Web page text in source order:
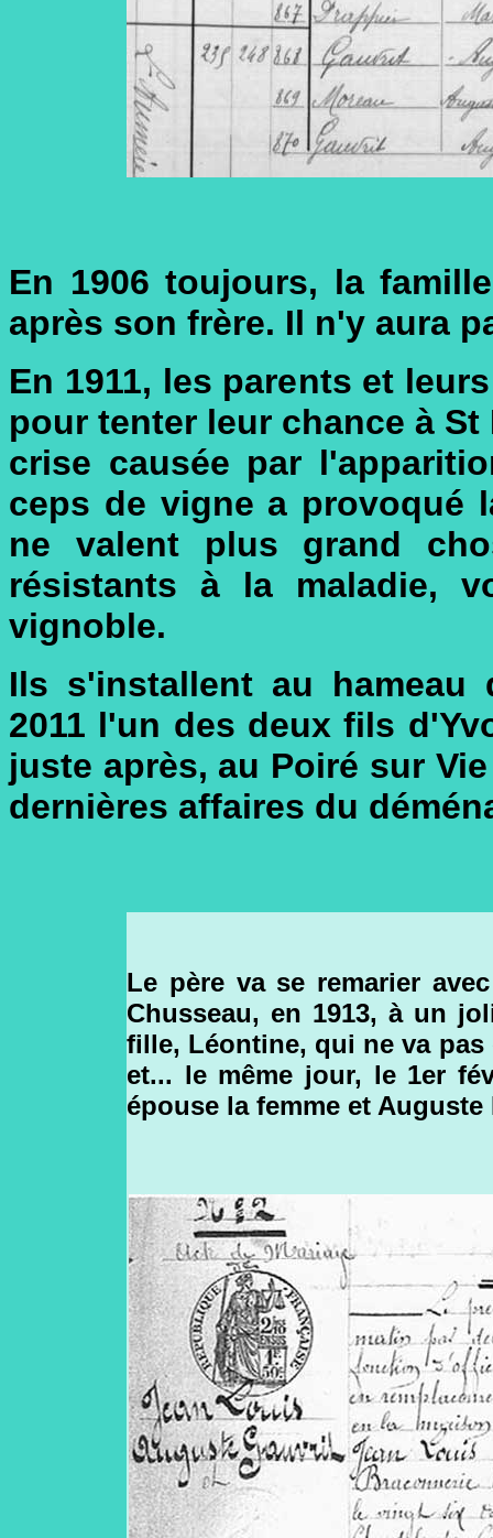
En 1906 toujours, la
après son frère. Il n'y aura
En 1911, les parents et
pour tenter leur chance à
crise causée par
ceps de vigne a provoqué
ne valent plus grand
résistants à la maladie,
vignoble.
Ils s'installent au hameau
2011 l'un des deux fils
juste après, au Poiré sur
dernières affaires du
Le père va se remarier
Chusseau, en 1913, à un
fille, Léontine, qui ne va
et... le même jour, le 1er
épouse la femme et